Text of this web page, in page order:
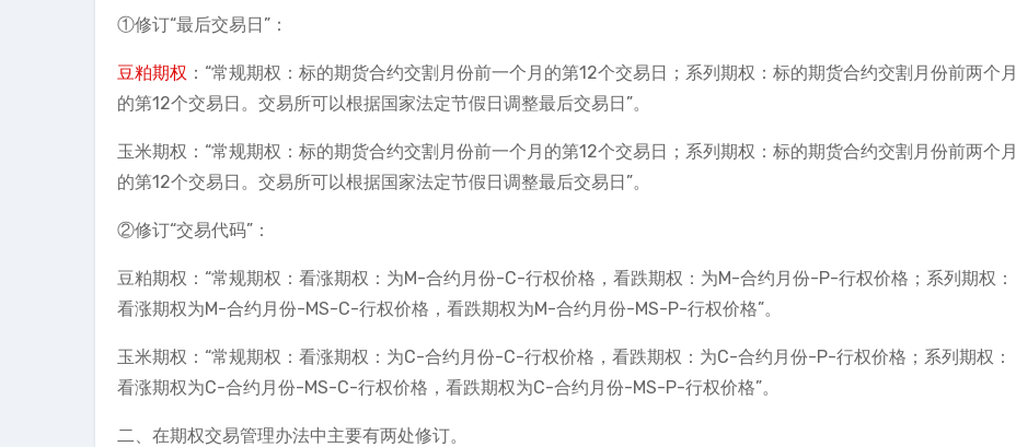
①修订“最后交易日”：
豆粕期权 ：“常规期权：标的期货合约交割月份前一个月的第12个交易日；系列期权：标的期货合约交割月份前两个月
的第12个交易日。交易所可以根据国家法定节假日调整最后交易日”。
玉米期权：“常规期权：标的期货合约交割月份前一个月的第12个交易日；系列期权：标的期货合约交割月份前两个月
的第12个交易日。交易所可以根据国家法定节假日调整最后交易日”。
②修订“交易代码”：
豆粕期权：“常规期权：看涨期权：为M-合约月份-C-行权价格，看跌期权：为M-合约月份-P-行权价格；系列期权：
看涨期权为M-合约月份-MS-C-行权价格，看跌期权为M-合约月份-MS-P-行权价格”。
玉米期权：“常规期权：看涨期权：为C-合约月份-C-行权价格，看跌期权：为C-合约月份-P-行权价格；系列期权：
看涨期权为C-合约月份-MS-C-行权价格，看跌期权为C-合约月份-MS-P-行权价格”。
二、在期权交易管理办法中主要有两处修订。